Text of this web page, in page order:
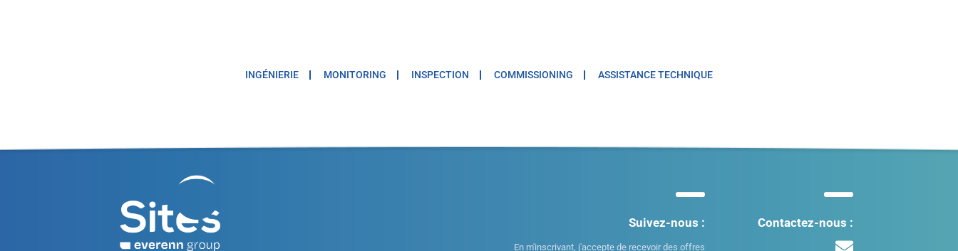
INGÉNIERIE MONITORING INSPECTION COMMISSIONING ASSISTANCE TECHNIQUE
Suivez-nous :
En m'inscrivant, j'accepte de recevoir des offres
Contactez-nous :